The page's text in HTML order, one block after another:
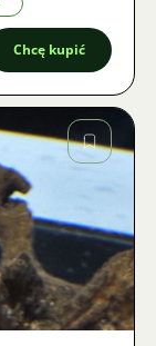
Chcę kupić